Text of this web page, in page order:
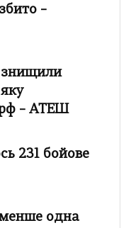
–
знищили
рф – АТЕШ
231 бойове
одна